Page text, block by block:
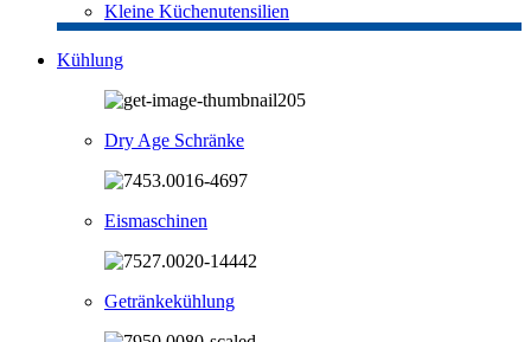
Kleine Küchenutensilien
Kühlung
Dry Age Schränke
Eismaschinen
Getränkekühlung